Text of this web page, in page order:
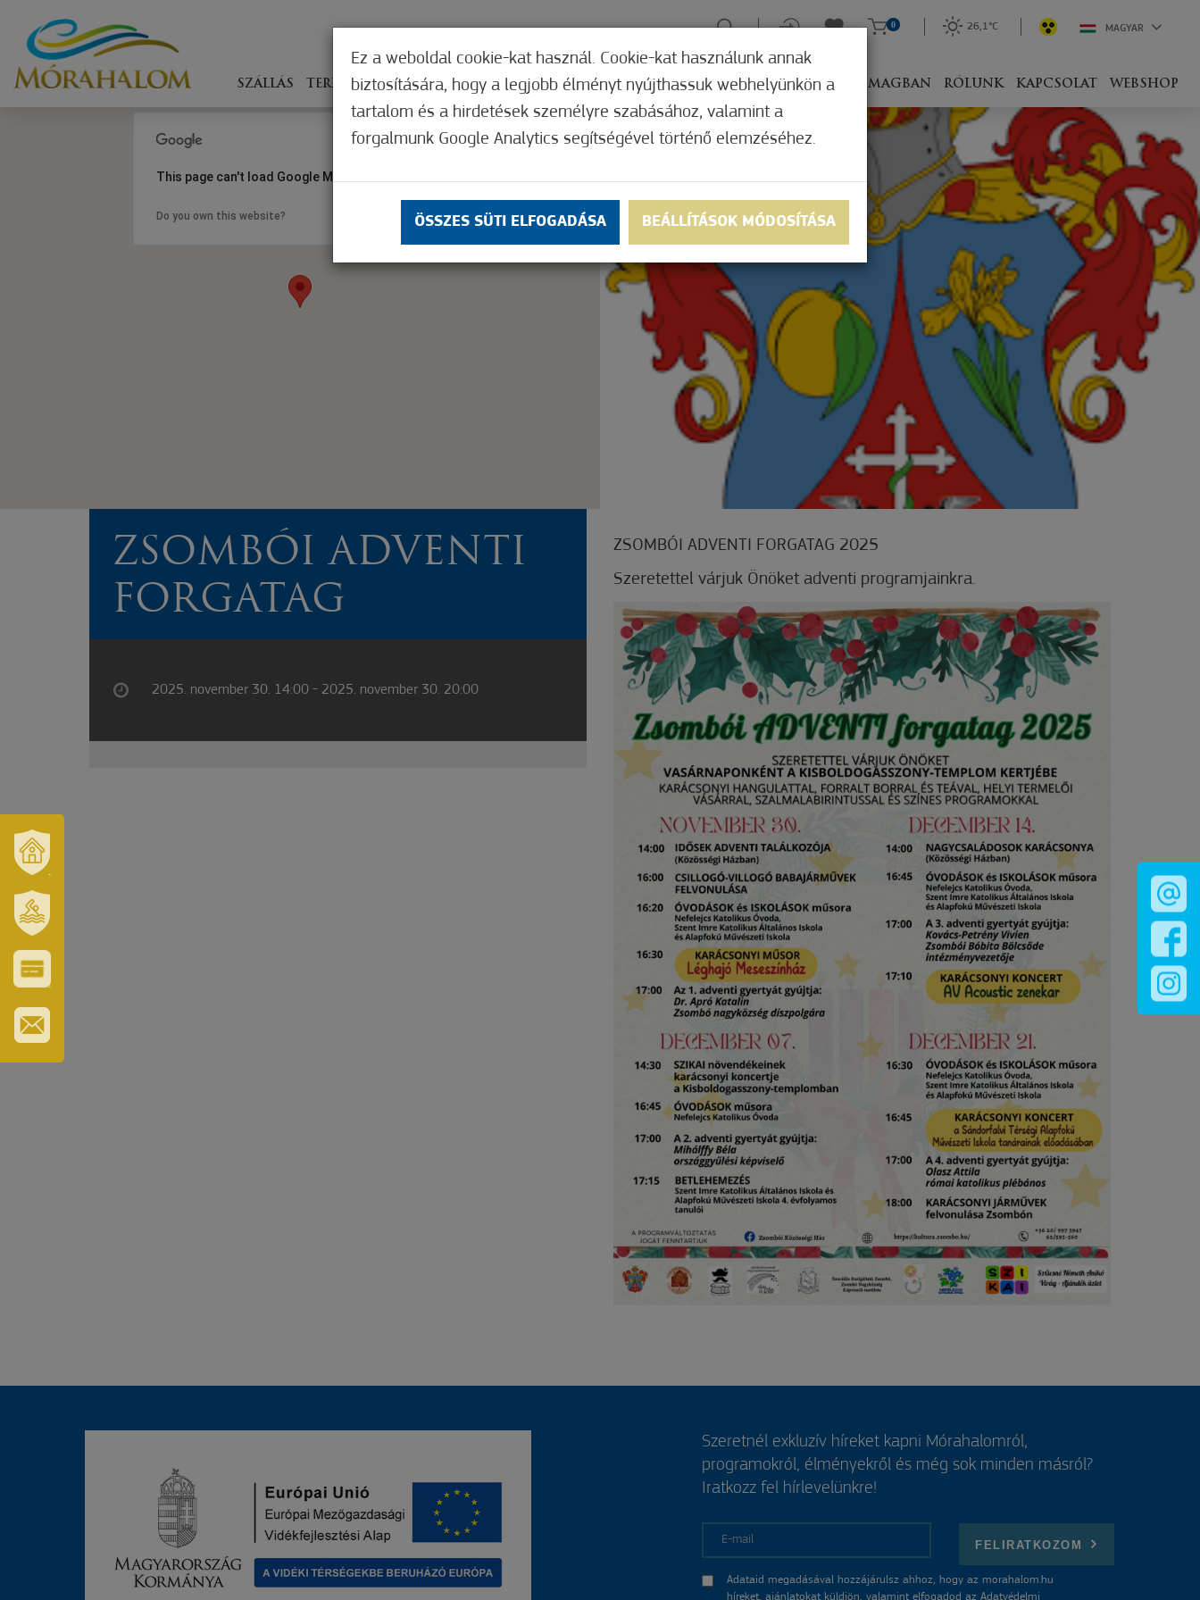
ÉS
TÉRSÉGÜNK
ERZSÉBET
GYÓGYFÜRDŐ
ÉS
TURISZTIKAI
KÁRTYA
SZÁLLÁS TERÍTÉKEN ÉLMÉNYSZERZÉS ZÖLD FÓKUSZ GYÓGYHELY MERRE, MIVEL CSOMAGBAN RÓLUNK KAPCSOLAT WEBSHOP
0 26,1°C MAGYAR
This page can't load Google Maps correctly.
Do you own this website? OK
ZSOMBÓI ADVENTI
FORGATAG
2025. november 30. 14:00 - 2025. november 30. 20:00
ZSOMBÓI ADVENTI FORGATAG 2025
Szeretettel várjuk Önöket adventi programjainkra.
Ez a weboldal cookie-kat használ. Cookie-kat használunk annak
biztosítására, hogy a legjobb élményt nyújthassuk webhelyünkön a
tartalom és a hirdetések személyre szabásához, valamint a
forgalmunk Google Analytics segítségével történő elemzéséhez.
ÖSSZES SÜTI ELFOGADÁSA BEÁLLÍTÁSOK MÓDOSÍTÁSA
Szeretnél exkluzív híreket kapni Mórahalomról,
programokról, élményekről és még sok minden másról?
Iratkozz fel hírlevelünkre!
FELIRATKOZOM
Adataid megadásával hozzájárulsz ahhoz, hogy az morahalom.hu
híreket, ajánlatokat küldjön, valamint elfogadod az Adatvédelmi